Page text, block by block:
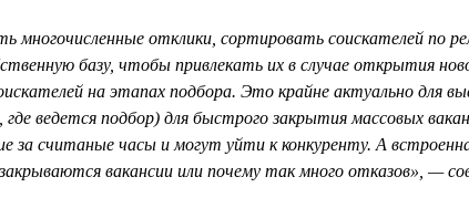
многочисленные отклики, сортировать соискателей по
базу, чтобы привлекать их в случае открытия
на этапах подбора. Это крайне актуально
где ведется подбор) для быстрого закрытия массовых
считаные часы и могут уйти к конкуренту. А
вакансии или почему так много отказов», —